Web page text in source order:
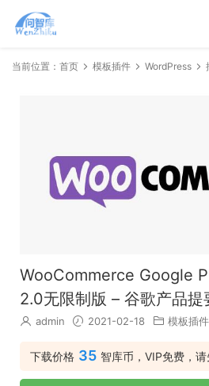
当前位置： 首页 模板插件 WordPress
WooCommerce Google
2.0无限制版 – 谷歌产品提
admin 2021-02-18 模板插件
下载价格 35 智库币，VIP免费，请